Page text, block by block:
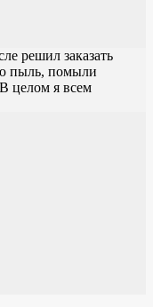
решил заказать
пыль, помыли
целом я всем